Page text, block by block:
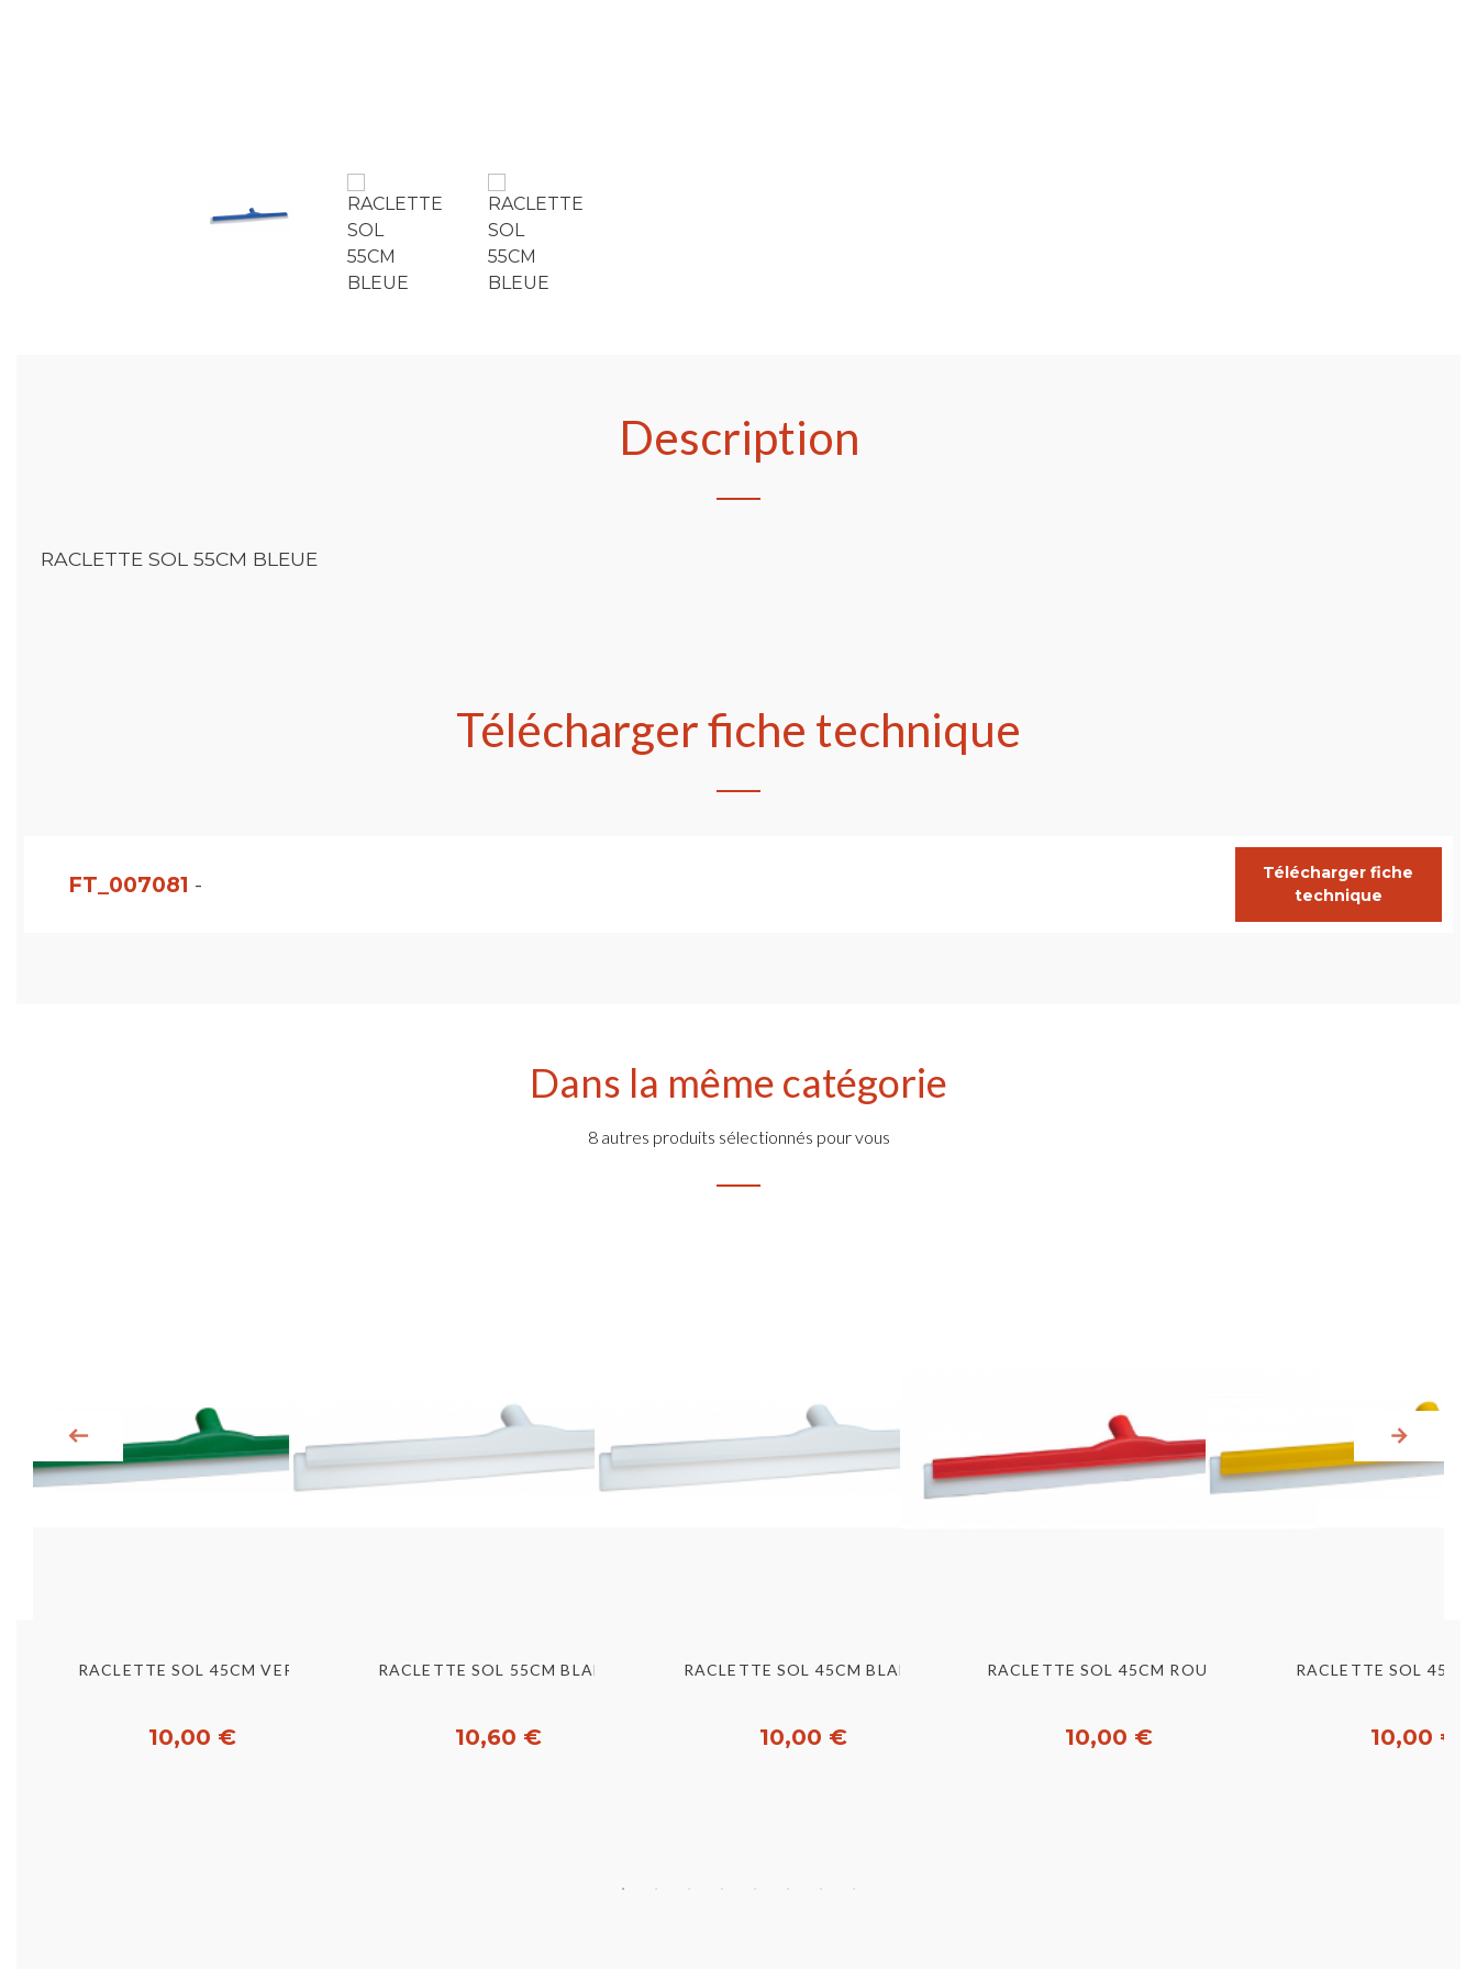
Description
RACLETTE SOL 55CM BLEUE
Télécharger fiche technique
FT_007081 -
Télécharger fiche
technique
Dans la même catégorie
8 autres produits sélectionnés pour vous
Aperçu rapide
RACLETTE SOL 45CM VERT
10,00 €
Aperçu rapide
RACLETTE SOL 55CM BLANC
10,60 €
Aperçu rapide
RACLETTE SOL 45CM BLANC
10,00 €
Aperçu rapide
RACLETTE SOL 45CM ROUGE
10,00 €
Aperçu rapide
RACLETTE SOL
10,00 €